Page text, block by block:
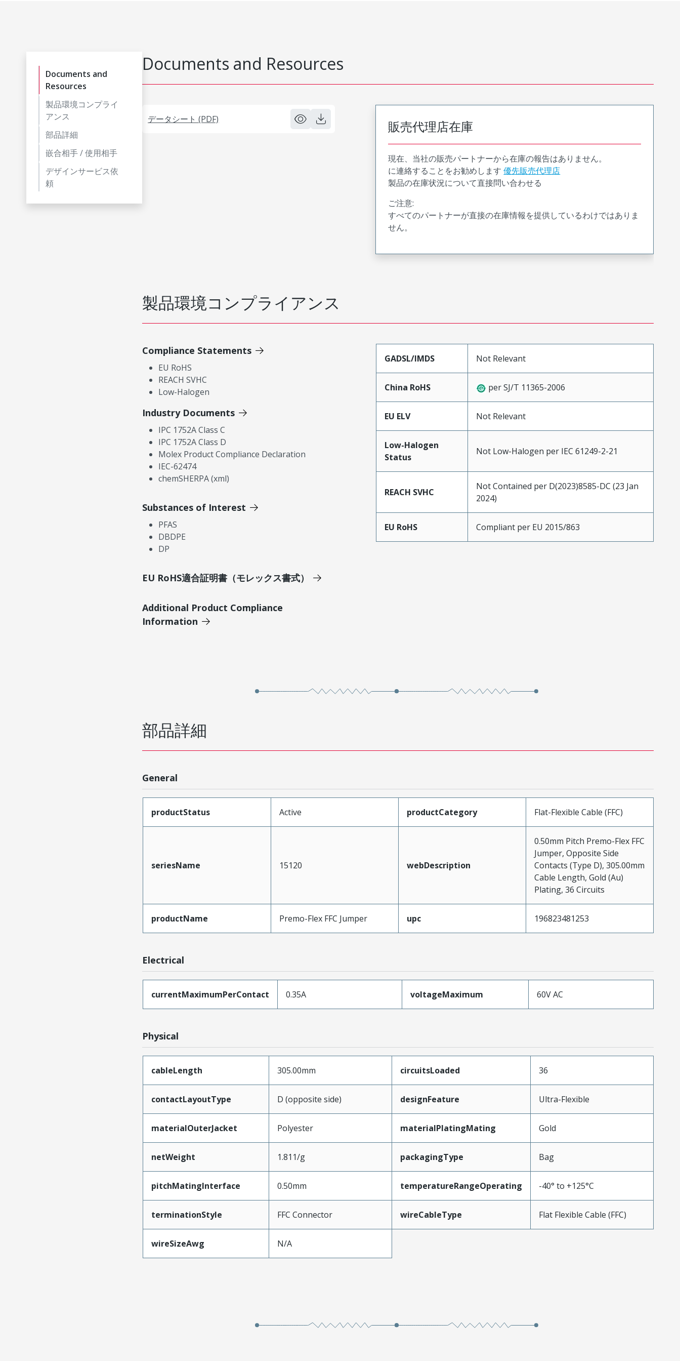
Documents and
Resources
製品環境コンプライ
アンス
部品詳細
嵌合相手 / 使用相手
デザインサービス依
頼
Documents and Resources
データシート (PDF) 販売代理店在庫
現在、当社の販売パートナーから在庫の報告はありません。
に連絡することをお勧めします 優先販売代理店
製品の在庫状況について直接問い合わせる
ご注意:
すべてのパートナーが直接の在庫情報を提供しているわけではありま
せん。
製品環境コンプライアンス
Compliance Statements
EU RoHS
REACH SVHC
Low-Halogen
Industry Documents
IPC 1752A Class C
IPC 1752A Class D
Molex Product Compliance Declaration
IEC-62474
chemSHERPA (xml)
Substances of Interest
PFAS
DBDPE
DP
EU RoHS適合証明書（モレックス書式）
Additional Product Compliance
Information
GADSL/IMDS Not Relevant
China RoHS per SJ/T 11365-2006
EU ELV Not Relevant
Low-Halogen
Status
Not Low-Halogen per IEC 61249-2-21
REACH SVHC
Not Contained per D(2023)8585-DC (23 Jan
2024)
EU RoHS Compliant per EU 2015/863
部品詳細
General
productStatus Active productCategory Flat-Flexible Cable (FFC)
seriesName 15120 webDescription
0.50mm Pitch Premo-Flex FFC
Jumper, Opposite Side
Contacts (Type D), 305.00mm
Cable Length, Gold (Au)
Plating, 36 Circuits
productName Premo-Flex FFC Jumper upc 196823481253
Electrical
currentMaximumPerContact 0.35A voltageMaximum 60V AC
Physical
cableLength 305.00mm circuitsLoaded 36
contactLayoutType D (opposite side) designFeature Ultra-Flexible
materialOuterJacket Polyester materialPlatingMating Gold
netWeight 1.811/g packagingType Bag
pitchMatingInterface 0.50mm temperatureRangeOperating -40° to +125°C
terminationStyle FFC Connector wireCableType Flat Flexible Cable (FFC)
wireSizeAwg N/A